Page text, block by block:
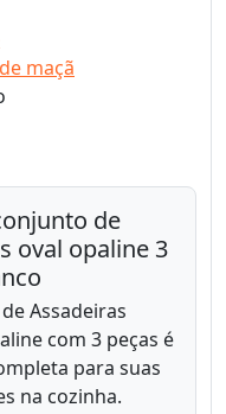
maçã
de
oval opaline 3
Assadeiras
com 3 peças é
para suas
na cozinha.